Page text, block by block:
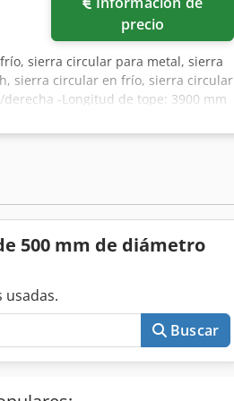
precio
sierra circular para metal, sierra
sierra circular en frío, sierra circular
-Longitud de tope: 3900 mm
3,0 / 5,0 kW -Ajuste de la base
plana: 400 x 120 mm / redondo Ø
mm Dkjdpfx Akjr R Abpouer -
de avance de la hoja de
500 mm de diámetro
usadas.
Buscar